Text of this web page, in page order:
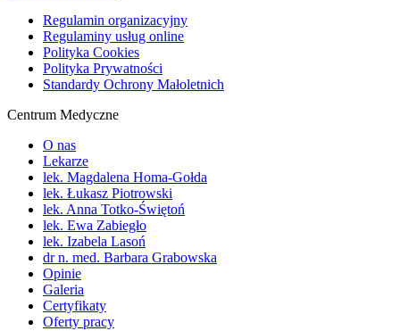
Regulamin organizacyjny
Regulaminy usług online
Polityka Cookies
Polityka Prywatności
Standardy Ochrony Małoletnich
Centrum Medyczne
O nas
Lekarze
lek. Magdalena Homa-Gołda
lek. Łukasz Piotrowski
lek. Anna Totko-Świętoń
lek. Ewa Zabiegło
lek. Izabela Lasoń
dr n. med. Barbara Grabowska
Opinie
Galeria
Certyfikaty
Oferty pracy